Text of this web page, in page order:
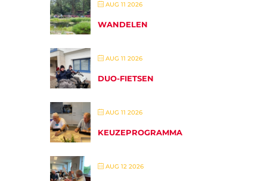
AUG 11 2026
WANDELEN
AUG 11 2026
DUO-FIETSEN
AUG 11 2026
KEUZEPROGRAMMA
AUG 12 2026